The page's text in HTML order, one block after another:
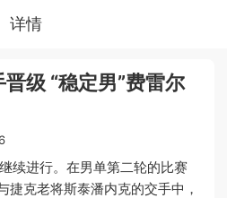
详情
级 “稳定男”费雷尔
进行。在男单第二轮的比赛
捷克老将斯泰潘内克的交手中，